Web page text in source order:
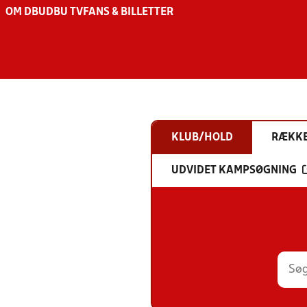
OM DBU DBU TV FANS & BILLETTER
KLUB/HOLD
UDVIDET KAMPSØGNING